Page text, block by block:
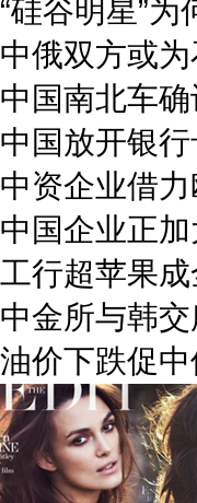
“硅谷明星”为
中俄双方或
中国南北车
中国放开银
中资企业借
中国企业正
工行超苹果
中金所与韩
油价下跌促